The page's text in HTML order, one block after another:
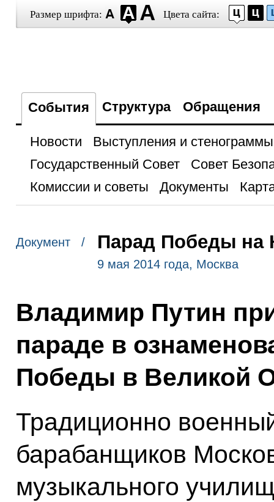
Размер шрифта: Цвета сайта:
События Структура Обращения
Новости
Выступления и стенограммы
Государственный Совет
Совет
Комиссии и советы
Документы
Документ / Парад Победы на
9 мая 2014 года, Москва
Владимир Путин
параде в
Победы в Великой
Традиционно
барабанщиков
музыкального